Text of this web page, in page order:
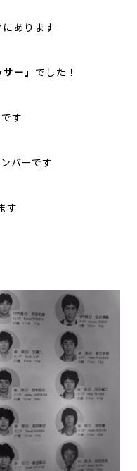
あります
サー」 でした！
す
バーです
す